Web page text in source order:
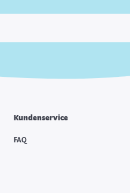
Kundenservice
FAQ